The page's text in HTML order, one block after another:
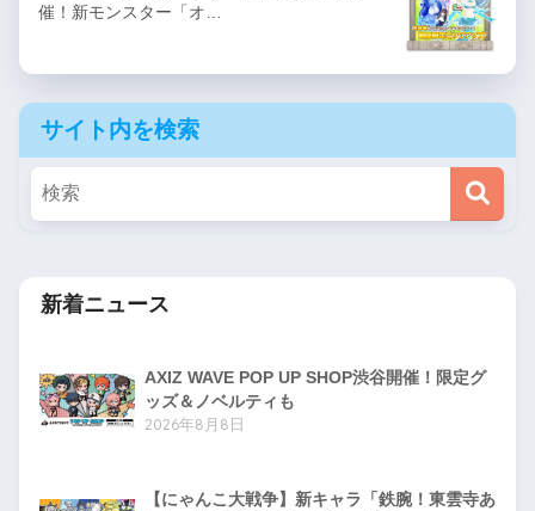
催！新モンスター「オ…
サイト内を検索
新着ニュース
AXIZ WAVE POP UP SHOP渋谷開催！限定グ
ッズ＆ノベルティも
2026年8月8日
【にゃんこ大戦争】新キャラ「鉄腕！東雲寺あ